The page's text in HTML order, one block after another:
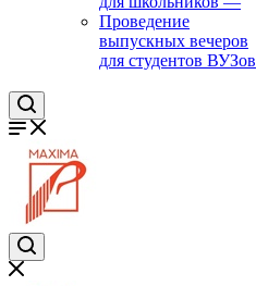
Проведение
выпускных вечеров
для студентов ВУЗов